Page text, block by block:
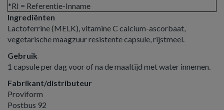
*RI = Referentie-Inname
Ingrediënten
Lactoferrine (MELK), vitamine C calcium-ascorbaat,
vegetarische maagzuur resistente capsule, rijstmeel.
Gebruik
1 capsule per dag voor of na de maaltijd met water innemen.
Fabrikant/distributeur
Proviform
Postbus 92